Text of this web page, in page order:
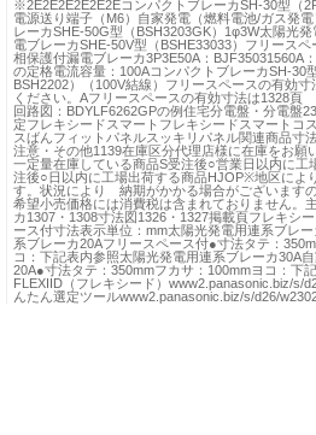
※2E2E2E2E2E2EコンパクトブレーカSH-30型（
電源送り端子（M6）自家発電（燃料電池/ガス発
レーカSHE-50G型（BSH3203GK）1φ3W太陽光
電ブレーカSHE-50V型（BSHE33033）フリース
相保護付漏電ブレーカ3P3E50A：BJF35031560A
の定格電流容量：100AコンパクトブレーカSH-30
BSH2202）（100V結線）フリースペースの有効
ください。Aフリースペースの有効寸法は1328頁
回路図：BDYLF6262GPの例住宅分電盤・分電盤
定フレキシードスマートフレキシードスマートコ
スばんフィットパネルスッキリパネル関連商品寸
注意・その他1139在庫区分代理店様に在庫をお願
一定量在庫している商品S受注後○営業日以内に工
注後○日以内に工場出荷する商品HJOP※地区によ
す。状況により 納期がかかる場合がございますの
希望小売価格には消費税は含まれておりません。
カ1307・1308寸法図1326・1327掲載頁フレキシ
ース付寸法表示単位：mm太陽光発電用連系ブレ
系ブレーカ20Aフリースペース付●寸法タテ：
コ：下記表内参照太陽光発電用連系ブレーカ30A
20A●寸法タテ：350mmフカサ：100mmヨコ：下
FLEXIID（フレキシード）www2.panasonic.biz/s/
んたん選定ツールwww2.panasonic.biz/s/d26/